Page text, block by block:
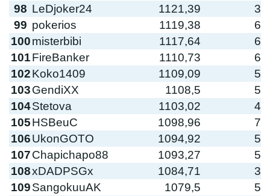
98 LeDjoker24 1121,39
3
99 pokerios 1119,38
6
100misterbibi 1117,64
6
101FireBanker 1110,73
6
102Koko1409 1109,09
5
103GendiXX 1108,5
5
104Stetova 1103,02
4
105HSBeuC 1098,96
7
106UkonGOTO 1094,92
5
107Chapichapo88 1093,27
5
108xDADPSGx 1084,71
3
109SangokuuAK 1079,5
5